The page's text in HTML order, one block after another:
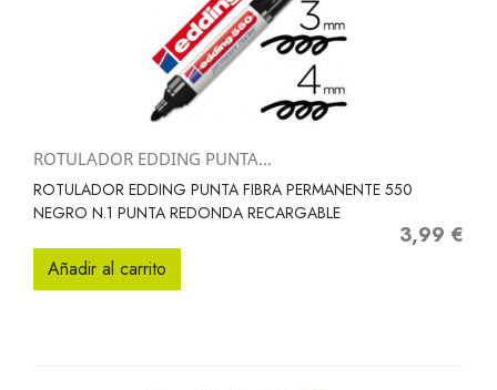
ROTULADOR EDDING PUNTA...
ROTULADOR EDDING PUNTA FIBRA PERMANENTE 550
NEGRO N.1 PUNTA REDONDA RECARGABLE
Precio
3,99 €
Añadir al carrito